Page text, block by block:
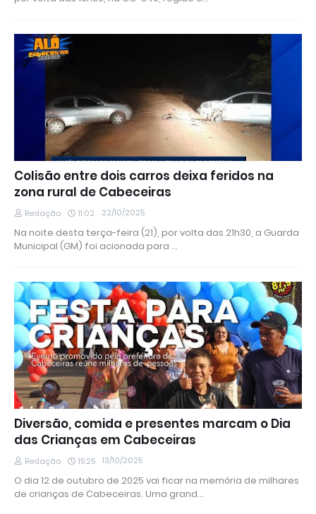
Colisão entre dois carros deixa feridos na
zona rural de Cabeceiras
Redação 11:02 22/10/2025
Na noite desta terça-feira (21), por volta das 21h30, a Guarda
Municipal (GM) foi acionada para …
Diversão, comida e presentes marcam o Dia
das Crianças em Cabeceiras
Redação 15:25 13/10/2025
O dia 12 de outubro de 2025 vai ficar na memória de milhares
de crianças de Cabeceiras. Uma grand…